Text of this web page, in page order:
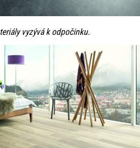
vyzývá k odpočinku.